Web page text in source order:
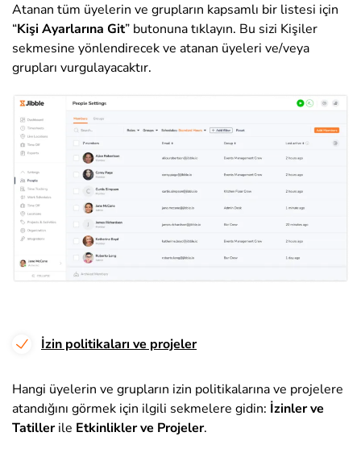
Atanan tüm üyelerin ve grupların kapsamlı bir listesi için
“Kişi Ayarlarına Git” butonunatıklayın. Bu sizi Kişiler
sekmesine yönlendirecek ve atanan üyeleri ve/veya
grupları vurgulayacaktır.
İzin politikaları ve projeler
Hangi üyelerin ve grupların izin politikalarına ve projelere
atandığını görmek için ilgili sekmelere gidin: İzinlerve
Tatillerile Etkinlikler ve Projeler.